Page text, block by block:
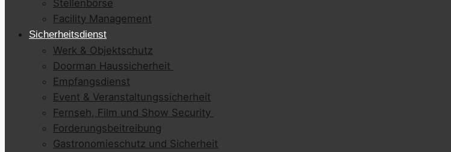
Stellenbörse
Facility Management
Sicherheitsdienst
Werk & Objektschutz
Doorman Haussicherheit
Empfangsdienst
Event & Veranstaltungssicherheit
Fernseh, Film und Show Security
Forderungsbeitreibung
Gastronomieschutz und Sicherheit